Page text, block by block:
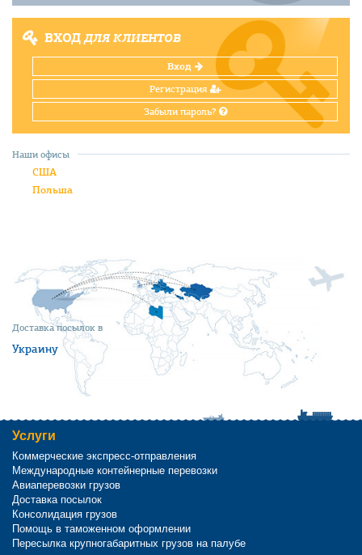
ВХОДДЛЯ КЛИЕНТОВ
Вход
Регистрация
Забыли пароль?
Доставка посылок в
Украину
Наши офисы
США
Польша
Услуги
Коммерческие экспресс-отправления
Международные контейнерные перевозки
Авиаперевозки грузов
Доставка посылок
Консолидация грузов
Помощь в таможенном оформлении
Пересылка крупногабаритных грузов на палубе